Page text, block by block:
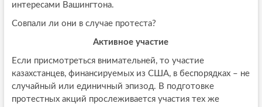
интересами Вашингтона.
Совпали ли они в случае протеста?
Активное участие
Если присмотреться внимательней, то участие
казахстанцев, финансируемых из США, в беспорядках – не
случайный или единичный эпизод. В подготовке
протестных акций прослеживается участия тех же